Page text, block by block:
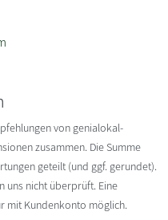
von genialokal-
zusammen. Die Summe
geteilt (und ggf. gerundet).
uns nicht überprüft. Eine
mit Kundenkonto möglich.